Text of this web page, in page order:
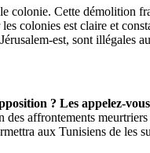
colonie. Cette démolition
colonies est claire et
est, sont illégales
? Les appelez-
affrontements
aux Tunisiens de les